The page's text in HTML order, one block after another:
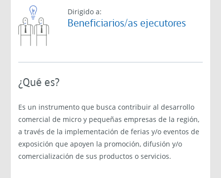
Dirigido a:
Beneficiarios/as ejecutores
¿Qué es?
Es un instrumento que busca contribuir al desarrollo
comercial de micro y pequeñas empresas de la región,
a través de la implementación de ferias y/o eventos de
exposición que apoyen la promoción, difusión y/o
comercialización de sus productos o servicios.